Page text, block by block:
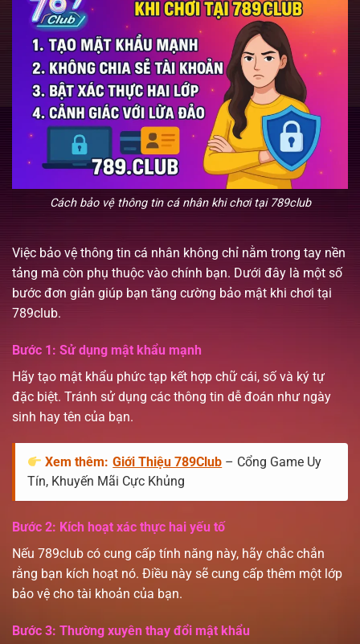
Cách bảo vệ thông tin cá nhân khi chơi tại 789club
Việc bảo vệ thông tin cá nhân không chỉ nằm trong tay nền
tảng mà còn phụ thuộc vào chính bạn. Dưới đây là một số
bước đơn giản giúp bạn tăng cường bảo mật khi chơi tại
789club.
Bước 1: Sử dụng mật khẩu mạnh
Hãy tạo mật khẩu phức tạp kết hợp chữ cái, số và ký tự
đặc biệt. Tránh sử dụng các thông tin dễ đoán như ngày
sinh hay tên của bạn.
Xem thêm: Giới Thiệu 789Club – Cổng Game Uy
Tín, Khuyến Mãi Cực Khủng
Bước 2: Kích hoạt xác thực hai yếu tố
Nếu 789club có cung cấp tính năng này, hãy chắc chắn
rằng bạn kích hoạt nó. Điều này sẽ cung cấp thêm một lớp
bảo vệ cho tài khoản của bạn.
Bước 3: Thường xuyên thay đổi mật khẩu